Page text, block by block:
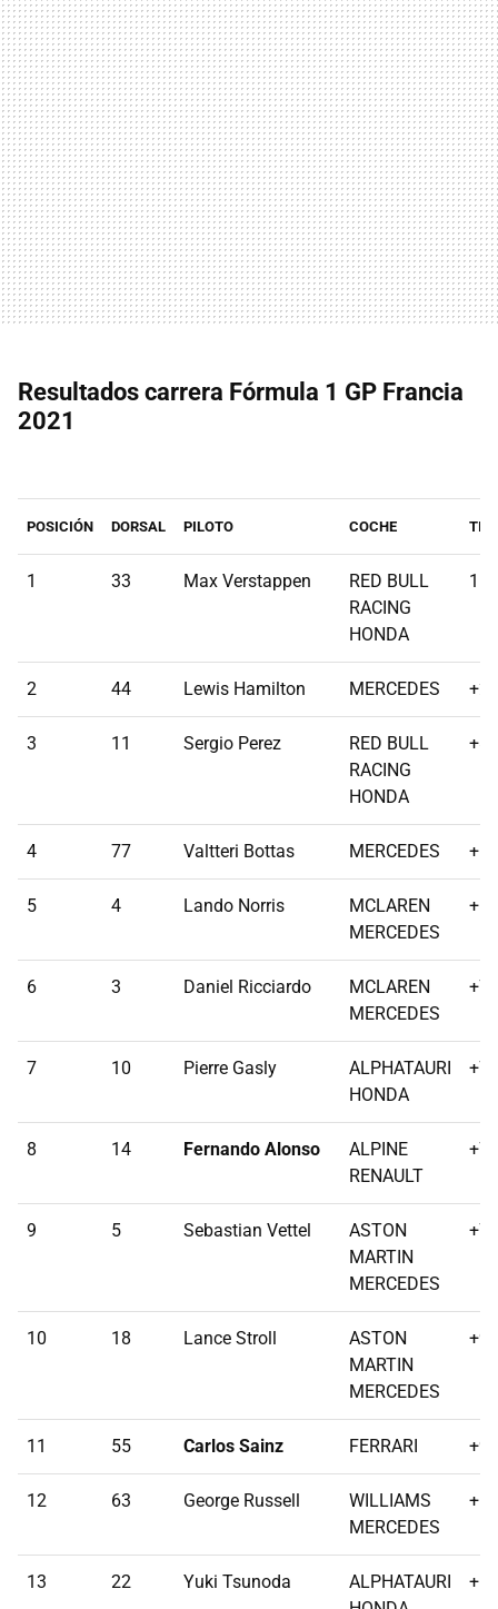
Resultados carrera Fórmula 1 GP Francia
2021
POSICIÓN DORSAL PILOTO COCHE
1 33 Max Verstappen
RED BULL
RACING
HONDA
2 44 Lewis Hamilton MERCEDES
3 11 Sergio Perez
RED BULL
RACING
HONDA
4 77 Valtteri Bottas MERCEDES
5 4 Lando Norris
MCLAREN
MERCEDES
6 3 Daniel Ricciardo
MCLAREN
MERCEDES
7 10 Pierre Gasly
ALPHATAURI
HONDA
8 14 Fernando Alonso
ALPINE
RENAULT
9 5 Sebastian Vettel
ASTON
MARTIN
MERCEDES
10 18 Lance Stroll
ASTON
MARTIN
MERCEDES
11 55 Carlos Sainz FERRARI
12 63 George Russell
WILLIAMS
MERCEDES
+1
13 22 Yuki Tsunoda
ALPHATAURI
+1